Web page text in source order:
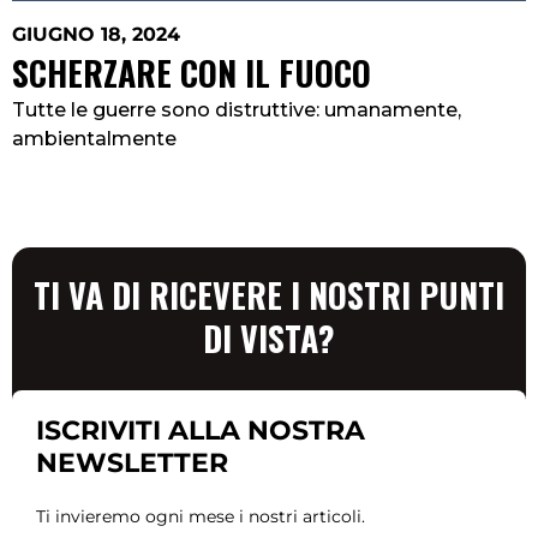
GIUGNO 18, 2024
SCHERZARE CON IL FUOCO
Tutte le guerre sono distruttive: umanamente,
ambientalmente
TI VA DI RICEVERE I NOSTRI PUNTI
DI VISTA?
ISCRIVITI ALLA NOSTRA
NEWSLETTER
Ti invieremo ogni mese i nostri articoli.